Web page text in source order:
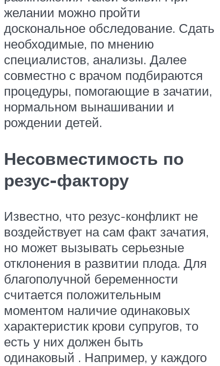
желании можно пройти
доскональное обследование. Сдать
необходимые, по мнению
специалистов, анализы. Далее
совместно с врачом подбираются
процедуры, помогающие в зачатии,
нормальном вынашивании и
рождении детей.
Несовместимость по
резус-фактору
Известно, что резус-конфликт не
воздействует на сам факт зачатия,
но может вызывать серьезные
отклонения в развитии плода. Для
благополучной беременности
считается положительным
моментом наличие одинаковых
характеристик крови супругов, то
есть у них должен быть
одинаковый . Например, у каждого